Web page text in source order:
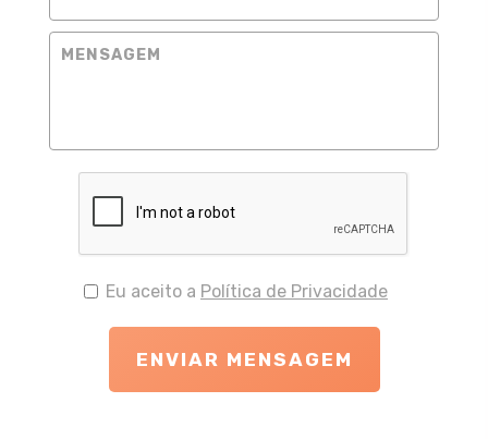
Eu aceito a Política de Privacidade
ENVIAR MENSAGEM